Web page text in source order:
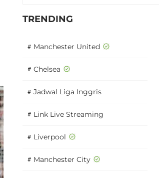
TRENDING
# Manchester United
# Chelsea
# Jadwal Liga Inggris
# Link Live Streaming
# Liverpool
# Manchester City